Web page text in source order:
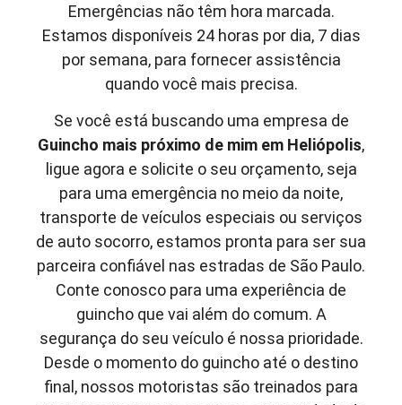
Emergências não têm hora marcada.
Estamos disponíveis 24 horas por dia, 7 dias
por semana, para fornecer assistência
quando você mais precisa.
Se você está buscando uma empresa de
Guincho mais próximo de mim em Heliópolis,
ligue agora e solicite o seu orçamento, seja
para uma emergência no meio da noite,
transporte de veículos especiais ou serviços
de auto socorro, estamos pronta para ser sua
parceira confiável nas estradas de São Paulo.
Conte conosco para uma experiência de
guincho que vai além do comum. A
segurança do seu veículo é nossa prioridade.
Desde o momento do guincho até o destino
final, nossos motoristas são treinados para